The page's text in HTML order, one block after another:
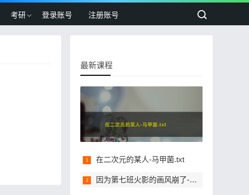
考研 登录账号 注册账号
最新课程
在二次元的某人-马甲菌.txt
因为第七班火影的画风崩了-佛系小道.txt